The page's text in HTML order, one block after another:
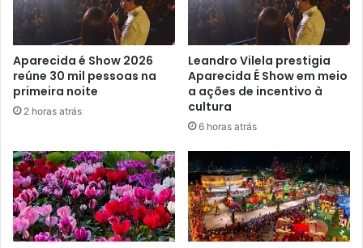
Aparecida é Show 2026
reúne 30 mil pessoas na
primeira noite
2 horas atrás
Leandro Vilela prestigia
Aparecida É Show em meio
a ações de incentivo à
cultura
6 horas atrás